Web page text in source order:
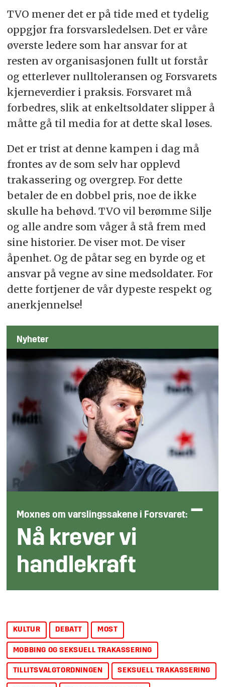
TVO mener det er på tide med et tydelig
oppgjør fra forsvarsledelsen. Det er våre
øverste ledere som har ansvar for at
resten av organisasjonen fullt ut forstår
og etterlever nulltoleransen og Forsvarets
kjerneverdier i praksis. Forsvaret må
forbedres, slik at enkeltsoldater slipper å
måtte gå til media for at dette skal løses.
Det er trist at denne kampen i dag må
frontes av de som selv har opplevd
trakassering og overgrep. For dette
betaler de en dobbel pris, noe de ikke
skulle ha behøvd. TVO vil berømme Silje
og alle andre som våger å stå frem med
sine historier. De viser mot. De viser
åpenhet. Og de påtar seg en byrde og et
ansvar på vegne av sine medsoldater. For
dette fortjener de vår dypeste respekt og
anerkjennelse!
Nyheter
Moxnes om varslingssakene i Forsvaret: –
Nå krever vi
handlekraft
KULTUR DEBATT MOST
MOBBING OG SEKSUELL TRAKASSERING
TILLITSVALGTORDNINGEN SEKSUELL TRAKASSERING